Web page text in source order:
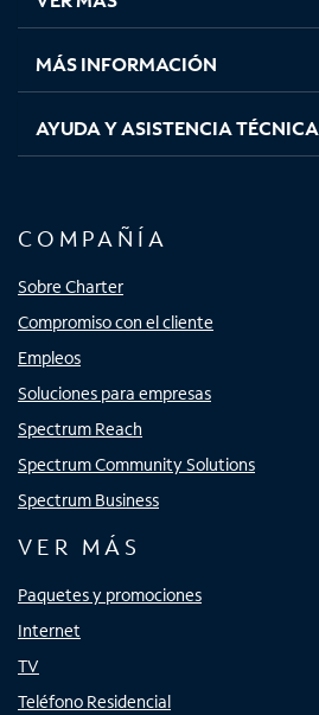
pestaña
nueva
pestaña
nueva
pestaña
nuevanueva
MÁS INFORMACIÓN
AYUDA Y ASISTENCIA TÉCNICA
COMPAÑÍA
Sobre Charter
Compromiso con el cliente
Empleos
Soluciones para empresas
Spectrum Reach
Spectrum Community Solutions
Spectrum Business
VER MÁS
Paquetes y promociones
Internet
TV
Teléfono Residencial